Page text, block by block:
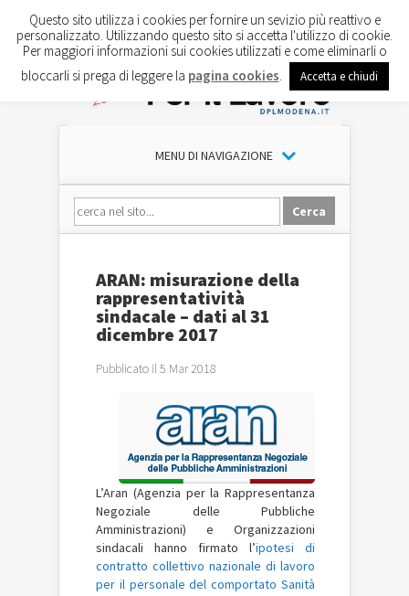
MENU DI NAVIGAZIONE
ARAN: misurazione della
rappresentatività
sindacale – dati al 31
dicembre 2017
Pubblicato il 5 Mar 2018
L’Aran (Agenzia per la Rappresentanza
Negoziale delle Pubbliche
Amministrazioni) e Organizzazioni
sindacali hanno firmato l’ipotesi di
contratto collettivo nazionale di lavoro
per il personale del comportato Sanità
Questo sito utilizza i cookies per fornire un sevizio più reattivo e
personalizzato. Utilizzando questo sito si accetta l'utilizzo di cookie.
Per maggiori informazioni sui cookies utilizzati e come eliminarli o
bloccarli si prega di leggere la pagina cookies Accetta e chiudi